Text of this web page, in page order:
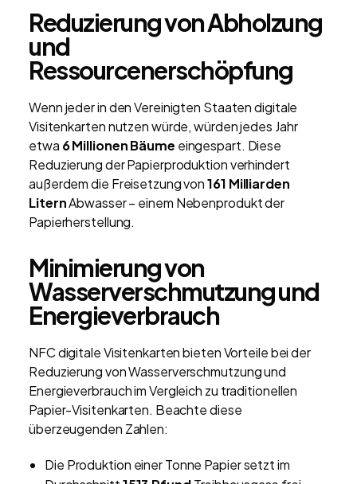
Reduzierung von Abholzung
und
Ressourcenerschöpfung
Wenn jeder in den Vereinigten Staaten digitale
Visitenkarten nutzen würde, würden jedes Jahr
etwa 6 Millionen Bäume eingespart. Diese
Reduzierung der Papierproduktion verhindert
außerdem die Freisetzung von161 Milliarden
LiternAbwasser – einem Nebenprodukt der
Papierherstellung.
Minimierung von
Wasserverschmutzung und
Energieverbrauch
NFC digitale Visitenkarten bieten Vorteile bei der
Reduzierung von Wasserverschmutzung und
Energieverbrauch im Vergleich zu traditionellen
Papier-Visitenkarten. Beachte diese
überzeugenden Zahlen:
Die Produktion einer Tonne Papier setzt im